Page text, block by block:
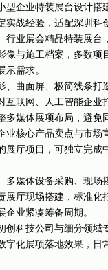
型企业特装展台设计搭
战经验，适配深圳科
行业展会精品特装展台
像与施工档案，多数项
需求。
、曲面屏、极简线条打
互联网、人工智能企业
媒体展项布局，避免
业核心产品卖点与市场
厅项目，可独立完成
多媒体设备采购、现场
厅现场搭建，标准化
业紧凑筹备周期。
创科技公司与细分领域
字化展项落地效果，日